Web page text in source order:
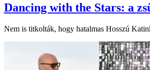
Dancing with the Stars: a
Nem is titkolták, hogy hatalmas Hosszú